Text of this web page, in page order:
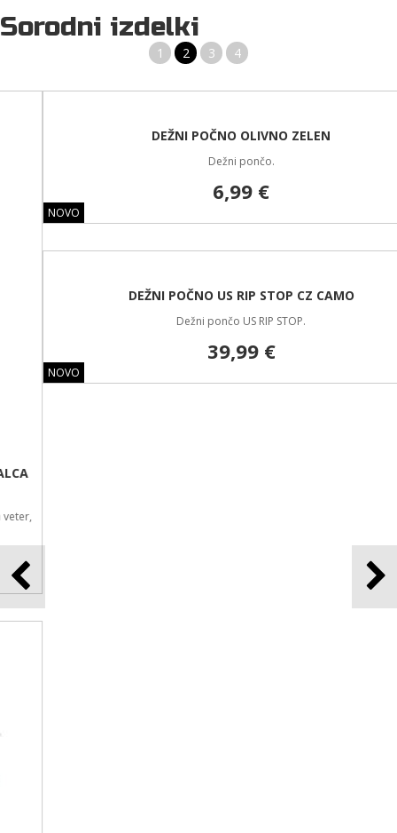
Sorodni izdelki
1 2 3 4
DEŽNI POČNO OLIVNO ZELEN
Dežni pončo.
6,99 €
DEŽNI POČNO US RIP STOP CZ CAMO
Dežni pončo US RIP STOP.
39,99 €